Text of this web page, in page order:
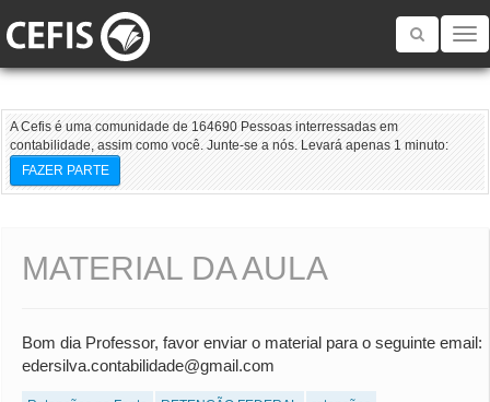
Toggle
A Cefis é uma comunidade de 164690 Pessoas interressadas em
contabilidade, assim como você. Junte-se a nós. Levará apenas 1 minuto:
FAZER PARTE
MATERIAL DA AULA
Bom dia Professor, favor enviar o material para o seguinte email:
edersilva.contabilidade@gmail.com